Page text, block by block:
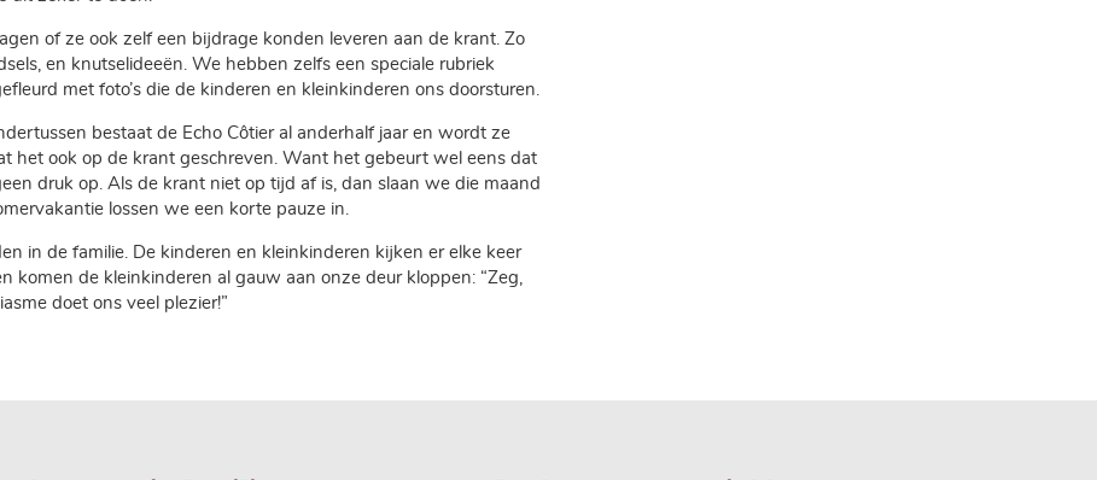
of ze ook zelf een bijdrage konden leveren aan de krant. Zo
en knutselideeën. We hebben zelfs een speciale rubriek
met foto’s die de kinderen en kleinkinderen ons doorsturen.
bestaat de Echo Côtier al anderhalf jaar en wordt ze
het ook op de krant geschreven. Want het gebeurt wel eens dat
druk op. Als de krant niet op tijd af is, dan slaan we die maand
lossen we een korte pauze in.
in de familie. De kinderen en kleinkinderen kijken er elke keer
komen de kleinkinderen al gauw aan onze deur kloppen: “Zeg,
doet ons veel plezier!”